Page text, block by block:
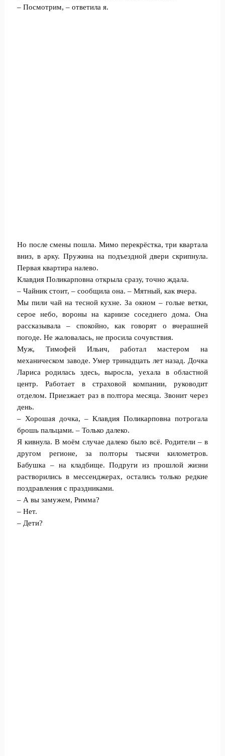
– Посмотрим, – ответила я.
Но после смены пошла. Мимо перекрёстка, три квартала
вниз, в арку. Пружина на подъездной двери скрипнула.
Первая квартира налево.
Клавдия Поликарповна открыла сразу, точно ждала.
– Чайник стоит, – сообщила она. – Мятный, как вчера.
Мы пили чай на тесной кухне. За окном – голые ветки,
серое небо, вороны на карнизе соседнего дома. Она
рассказывала – спокойно, как говорят о вчерашней
погоде. Не жаловалась, не просила сочувствия.
Муж, Тимофей Ильич, работал мастером на
механическом заводе. Умер тринадцать лет назад. Дочка
Лариса родилась здесь, выросла, уехала в областной
центр. Работает в страховой компании, руководит
отделом. Приезжает раз в полтора месяца. Звонит через
день.
– Хорошая дочка, – Клавдия Поликарповна потрогала
брошь пальцами. – Только далеко.
Я кивнула. В моём случае далеко было всё. Родители – в
другом регионе, за полторы тысячи километров.
Бабушка – на кладбище. Подруги из прошлой жизни
растворились в мессенджерах, остались только редкие
поздравления с праздниками.
– А вы замужем, Римма?
– Нет.
– Дети?